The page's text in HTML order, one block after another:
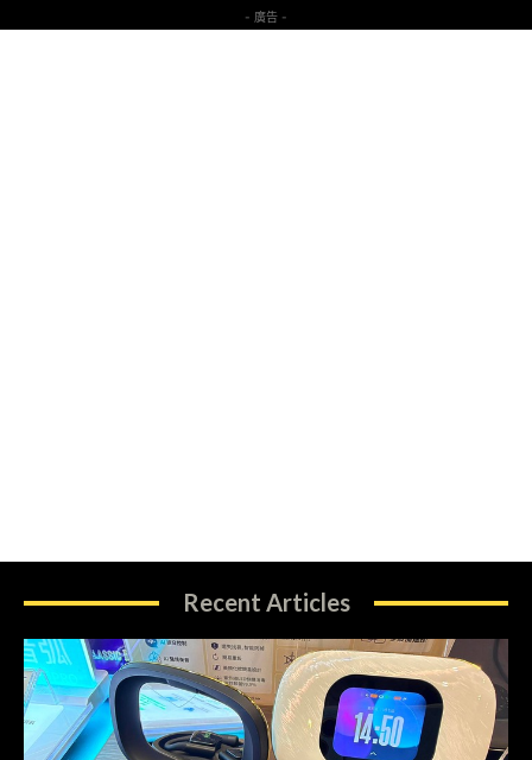
- 廣告 -
Recent Articles